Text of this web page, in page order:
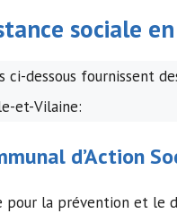
sociale
dessous fournissent
et-Vilaine:
d’Action
la prévention et le